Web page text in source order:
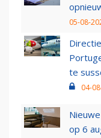
05-08-
te
04-
op 6